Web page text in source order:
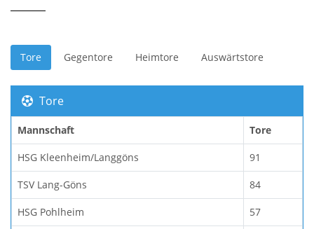
Tore Gegentore Heimtore Auswärtstore
Tore
Mannschaft Tore
HSG Kleenheim/Langgöns 91
TSV Lang-Göns 84
HSG Pohlheim 57